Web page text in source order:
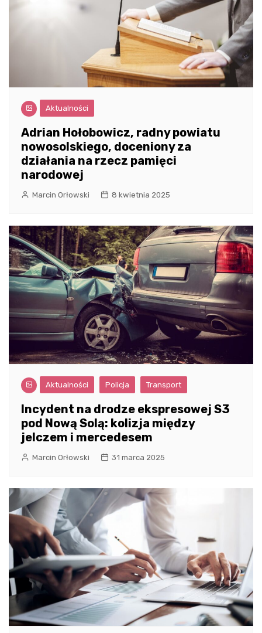
Aktualności
Adrian Hołobowicz, radny powiatu
nowosolskiego, doceniony za
działania na rzecz pamięci
narodowej
Marcin Orłowski 8 kwietnia 2025
Aktualności Policja Transport
Incydent na drodze ekspresowej S3
pod Nową Solą: kolizja między
jelczem i mercedesem
Marcin Orłowski 31 marca 2025